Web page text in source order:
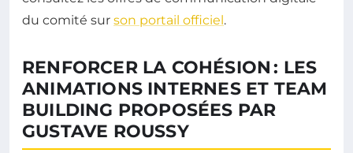
du comité sur son portail officiel.
RENFORCER LA COHÉSION : LES
ANIMATIONS INTERNES ET TEAM
BUILDING PROPOSÉES PAR
GUSTAVE ROUSSY